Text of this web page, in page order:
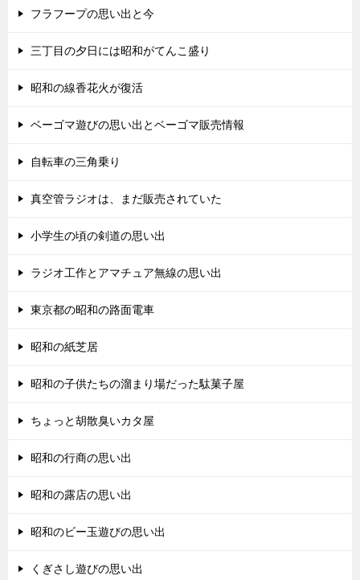
フラフープの思い出と今
三丁目の夕日には昭和がてんこ盛り
昭和の線香花火が復活
ベーゴマ遊びの思い出とベーゴマ販売情報
自転車の三角乗り
真空管ラジオは、まだ販売されていた
小学生の頃の剣道の思い出
ラジオ工作とアマチュア無線の思い出
東京都の昭和の路面電車
昭和の紙芝居
昭和の子供たちの溜まり場だった駄菓子屋
ちょっと胡散臭いカタ屋
昭和の行商の思い出
昭和の露店の思い出
昭和のビー玉遊びの思い出
くぎさし遊びの思い出